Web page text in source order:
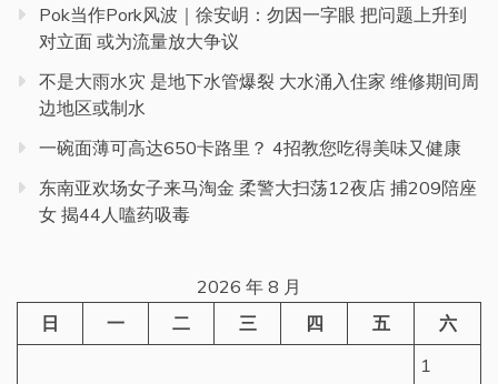
Pok当作Pork风波｜徐安岄：勿因一字眼 把问题上升到
对立面 或为流量放大争议
不是大雨水灾 是地下水管爆裂 大水涌入住家 维修期间周
边地区或制水
一碗面薄可高达650卡路里？ 4招教您吃得美味又健康
东南亚欢场女子来马淘金 柔警大扫荡12夜店 捕209陪座
女 揭44人嗑药吸毒
2026 年 8 月
日
一 二 三 四 五
六
1